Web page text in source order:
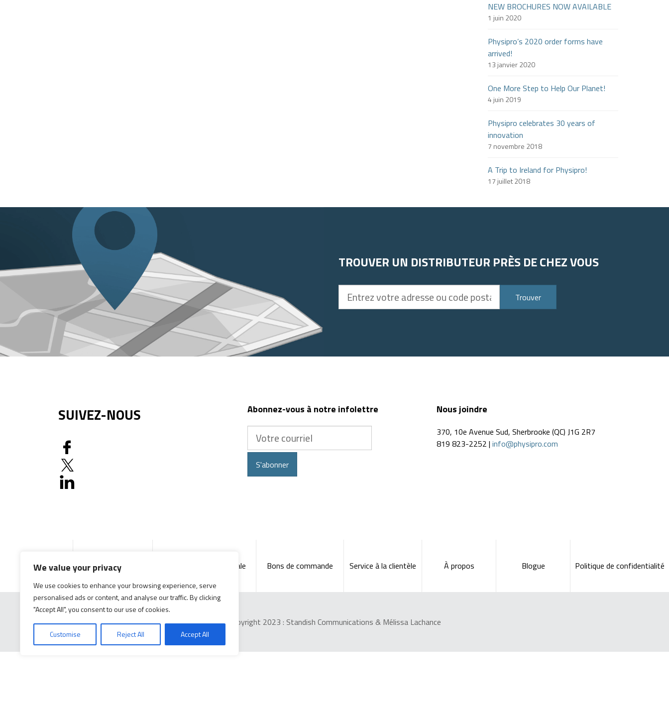
We value your privacy
We use cookies to enhance your browsing experience, serve
personalised ads or content, and analyse our traffic. By clicking
"Accept All", you consent to our use of cookies.
Customise Reject All Accept All
NEW BROCHURES NOW AVAILABLE
1 juin 2020
Physipro’s 2020 order forms have
arrived!
13 janvier 2020
One More Step to Help Our Planet!
4 juin 2019
Physipro celebrates 30 years of
innovation
7 novembre 2018
A Trip to Ireland for Physipro!
17 juillet 2018
TROUVER UN DISTRIBUTEUR PRÈS DE CHEZ VOUS
votre
Trouver
SUIVEZ-NOUS Abonnez-vous à notre infolettre
courriel
S'abonner
Nous joindre
370, 10e Avenue Sud, Sherbrooke (QC) J1G 2R7
819 823-2252 | info@physipro.com
Accueil Produits Documentation générale Bons de commande Service à la clientèle À propos Blogue Politique de confidentialité
Copyright 2023 : Standish Communications & Mélissa Lachance